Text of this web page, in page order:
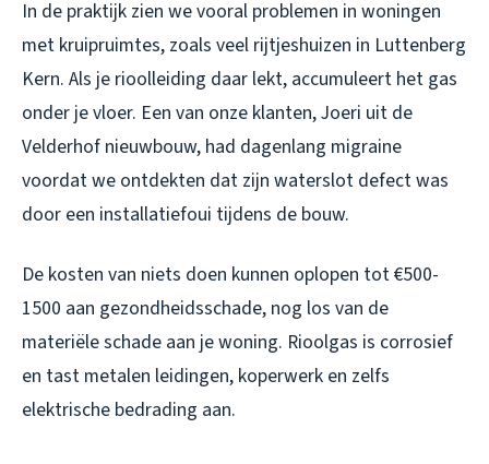
In de praktijk zien we vooral problemen in woningen
met kruipruimtes, zoals veel rijtjeshuizen in Luttenberg
Kern. Als je rioolleiding daar lekt, accumuleert het gas
onder je vloer. Een van onze klanten, Joeri uit de
Velderhof nieuwbouw, had dagenlang migraine
voordat we ontdekten dat zijn waterslot defect was
door een installatiefoui tijdens de bouw.
De kosten van niets doen kunnen oplopen tot €500-
1500 aan gezondheidsschade, nog los van de
materiële schade aan je woning. Rioolgas is corrosief
en tast metalen leidingen, koperwerk en zelfs
elektrische bedrading aan.